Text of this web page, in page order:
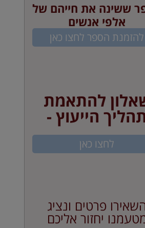
ששינה את חייהם של
אלפי אנשים
להזמנת הספר לחצו כאן
להתאמת
הייעוץ -
לחצו כאן
פרטים ונציג
יחזור אליכם